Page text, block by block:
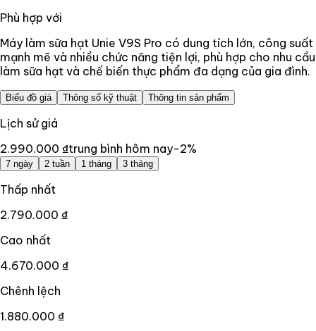
Phù hợp với
Máy làm sữa hạt Unie V9S Pro có dung tích lớn, công suất
mạnh mẽ và nhiều chức năng tiện lợi, phù hợp cho nhu cầu
làm sữa hạt và chế biến thực phẩm đa dạng của gia đình.
Biểu đồ giá Thông số kỹ thuật Thông tin sản phẩm
Lịch sử giá
2.990.000 ₫trung bình hôm nay-2%
7 ngày 2 tuần 1 tháng 3 tháng
Thấp nhất
2.790.000 ₫
Cao nhất
4.670.000 ₫
Chênh lệch
1.880.000 ₫